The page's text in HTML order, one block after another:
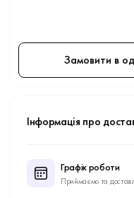
Замовити в
Інформація про
Графік роботи
Приймаємо та